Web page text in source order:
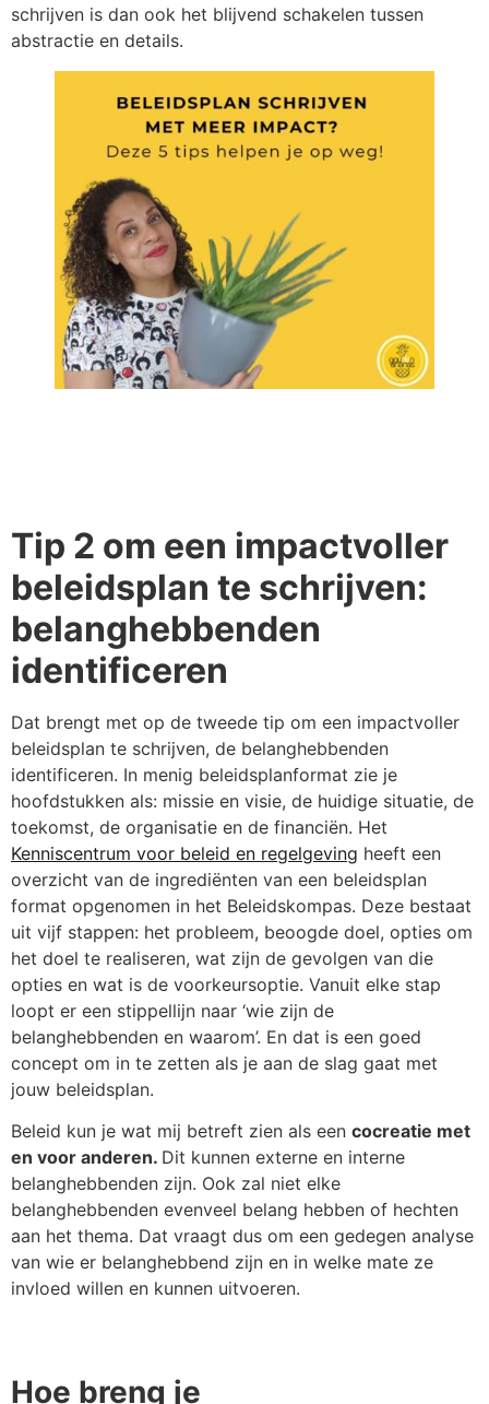
schrijven is dan ook het blijvend schakelen tussen
abstractie en details.
Tip 2 om een impactvoller
beleidsplan te schrijven:
belanghebbenden
identificeren
Dat brengt met op de tweede tip om een impactvoller
beleidsplan te schrijven, de belanghebbenden
identificeren. In menig beleidsplanformat zie je
hoofdstukken als: missie en visie, de huidige situatie, de
toekomst, de organisatie en de financiën. Het
Kenniscentrum voor beleid en regelgeving heeft een
overzicht van de ingrediënten van een beleidsplan
format opgenomen in het Beleidskompas. Deze bestaat
uit vijf stappen: het probleem, beoogde doel, opties om
het doel te realiseren, wat zijn de gevolgen van die
opties en wat is de voorkeursoptie. Vanuit elke stap
loopt er een stippellijn naar ‘wie zijn de
belanghebbenden en waarom’. En dat is een goed
concept om in te zetten als je aan de slag gaat met
jouw beleidsplan.
Beleid kun je wat mij betreft zien als een cocreatie met
en voor anderen. Dit kunnen externe en interne
belanghebbenden zijn. Ook zal niet elke
belanghebbenden evenveel belang hebben of hechten
aan het thema. Dat vraagt dus om een gedegen analyse
van wie er belanghebbend zijn en in welke mate ze
invloed willen en kunnen uitvoeren.
Hoe breng je